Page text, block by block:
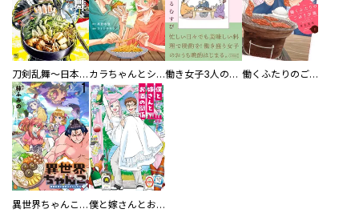
刀剣乱舞～日本号つれづれ酒～ カラちゃんとシトーさんと、 【分冊版】 働き女子3人のおうち晩酌 働くふたりのごほうび飯
異世界ちゃんこ～横綱目前に召喚されたんだが～ 【連載版】 僕と嫁さんとお酒の関係